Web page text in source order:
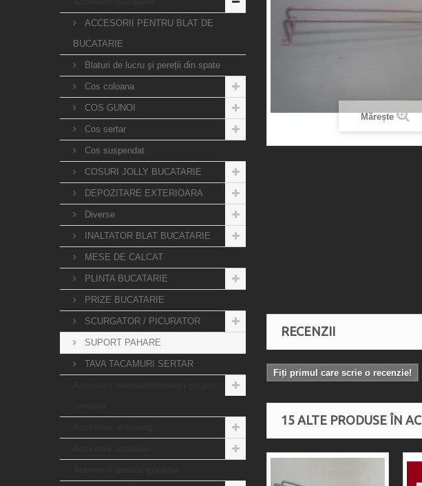
ACCESORII PENTRU BLAT DE
BUCATARIE
Blaturi de lucru şi pereții din spate
Cos coloana
COS GUNOI
Cos sertar
Cos suspendat
COSURI JOLLY BUCATARIE
DEPOZITARE EXTERIOARA
Diverse
INALTATOR BLAT BUCATARIE
MESE DE CALCAT
PLINTA BUCATARIE
PRIZE BUCATARIE
SCURGATOR / PICURATOR
SUPORT PAHARE
TAVA TACAMURI SERTAR
Mărește
RECENZII
Fiți primul care scrie o recenzie!
15 ALTE PRODUSE ÎN